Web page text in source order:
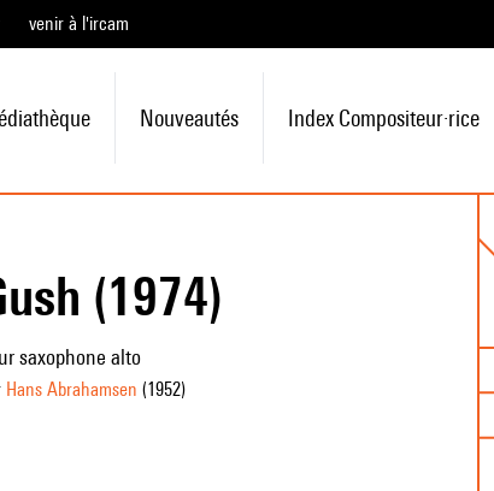
venir à l'ircam
Nouveautés Index Compositeur·rice
(1974)
saxophone alto
Hans Abrahamsen (1952)